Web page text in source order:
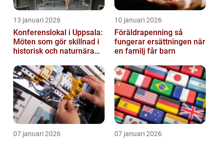
13 januari 2026
Konferenslokal i Uppsala:
Möten som gör skillnad i
historisk och naturnära
10 januari 2026
Föräldrapenning så
fungerar ersättningen när
en familj får barn
07 januari 2026 07 januari 2026